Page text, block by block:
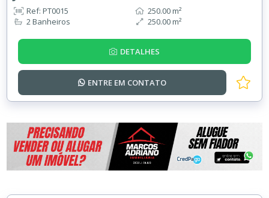
Ref: PT0015
2 Banheiros
250.00 m²
250.00 m²
DETALHES
ENTRE EM CONTATO